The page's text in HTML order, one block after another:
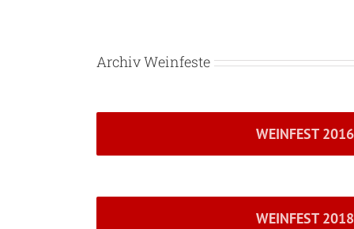
Archiv Weinfeste
WEINFEST 2016
WEINFEST 2018